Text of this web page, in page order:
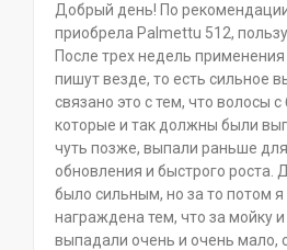
Добрый день! По
приобрела Palmettu 512,
После трех недель применения
пишут везде, то есть сильное
связано это с тем, что волосы
которые и так должны были
чуть позже, выпали раньше
обновления и быстрого роста.
было сильным, но за то потом
награждена тем, что за мойку
выпадали очень и очень мало,